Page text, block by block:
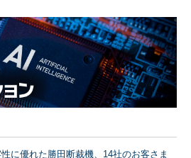
に優れた勝田断裁機、14社のお客さま